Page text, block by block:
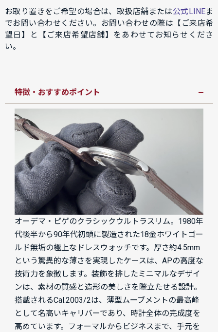
お取り置きをご希望の場合は、取扱店舗または公式LINEま
でお問い合わせください。お問い合わせの際は【ご来店希
望日】と【ご来店希望店舗】をあわせてお知らせくださ
い。
特徴・おすすめポイント
オーデマ・ピゲのクラシックウルトラスリム。1980年
代後半から90年代初頭に製造された18金ホワイトゴー
ルド無垢の極上なドレスウォッチです。厚さ約4.5mm
という驚異的な薄さを実現したケースは、APの高度な
技術力を象徴します。装飾を排したミニマルなデザイ
ンは、素材の質感と造形の美しさを際立たせる設計。
搭載されるCal.2003/2は、薄型ムーブメントの最高峰
として名高いキャリバーであり、時計全体の完成度を
高めています。フォーマルからビジネスまで、手元を